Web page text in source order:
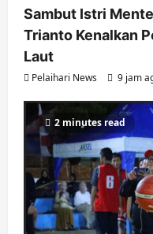
Sambut Istri
Trianto Kenalkan
Laut
Pelaihari News 9 jam
2 minutes read